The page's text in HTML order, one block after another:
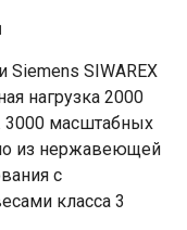
Siemens SIWAREX
нагрузка 2000
3000 масштабных
из нержавеющей
с
класса 3